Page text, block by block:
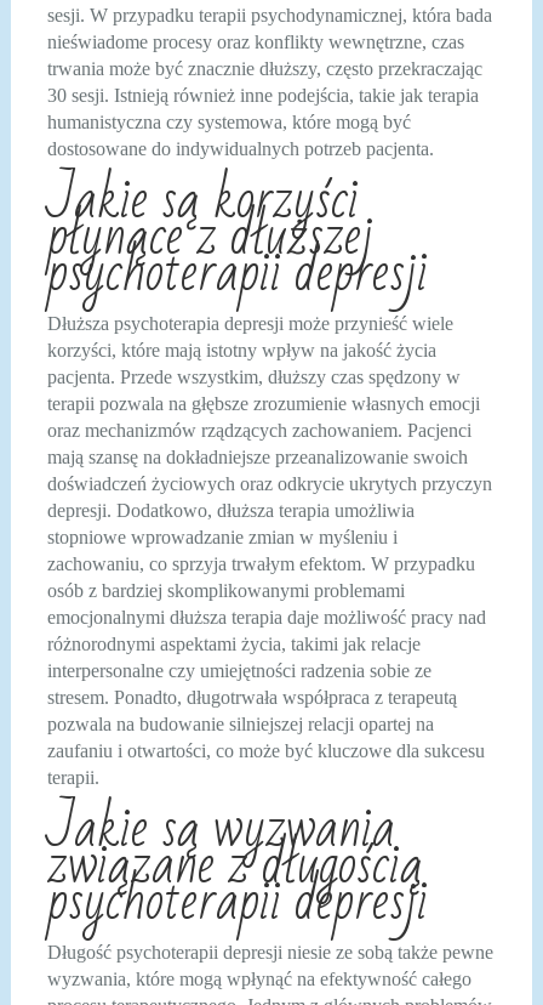
sesji. W przypadku terapii psychodynamicznej, która bada
nieświadome procesy oraz konflikty wewnętrzne, czas
trwania może być znacznie dłuższy, często przekraczając
30 sesji. Istnieją również inne podejścia, takie jak terapia
humanistyczna czy systemowa, które mogą być
dostosowane do indywidualnych potrzeb pacjenta.
Jakie są korzyści
płynące z dłuższej
psychoterapii depresji
Dłuższa psychoterapia depresji może przynieść wiele
korzyści, które mają istotny wpływ na jakość życia
pacjenta. Przede wszystkim, dłuższy czas spędzony w
terapii pozwala na głębsze zrozumienie własnych emocji
oraz mechanizmów rządzących zachowaniem. Pacjenci
mają szansę na dokładniejsze przeanalizowanie swoich
doświadczeń życiowych oraz odkrycie ukrytych przyczyn
depresji. Dodatkowo, dłuższa terapia umożliwia
stopniowe wprowadzanie zmian w myśleniu i
zachowaniu, co sprzyja trwałym efektom. W przypadku
osób z bardziej skomplikowanymi problemami
emocjonalnymi dłuższa terapia daje możliwość pracy nad
różnorodnymi aspektami życia, takimi jak relacje
interpersonalne czy umiejętności radzenia sobie ze
stresem. Ponadto, długotrwała współpraca z terapeutą
pozwala na budowanie silniejszej relacji opartej na
zaufaniu i otwartości, co może być kluczowe dla sukcesu
terapii.
Jakie są wyzwania
związane z długością
psychoterapii depresji
Długość psychoterapii depresji niesie ze sobą także pewne
wyzwania, które mogą wpłynąć na efektywność całego